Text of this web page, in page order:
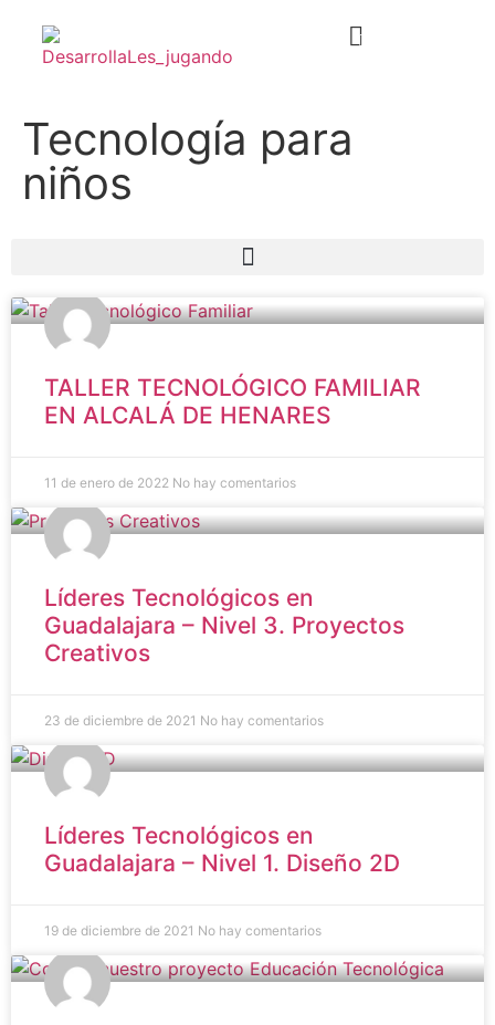
Tecnología para
niños
TALLER TECNOLÓGICO FAMILIAR
EN ALCALÁ DE HENARES
11 de enero de 2022 No hay comentarios
Líderes Tecnológicos en
Guadalajara – Nivel 3. Proyectos
Creativos
23 de diciembre de 2021 No hay comentarios
Líderes Tecnológicos en
Guadalajara – Nivel 1. Diseño 2D
19 de diciembre de 2021 No hay comentarios